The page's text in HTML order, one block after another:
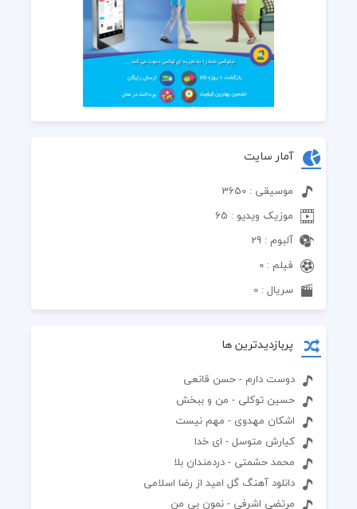
آمار سایت
موسیقی : 3650
موزیک ویدیو : 65
آلبوم : 29
فیلم : 0
سریال : 0
پربازدیدترین ها
دوست دارم - حسن قانعی
حسین توکلی - من و ببخش
اشكان مهدوى - مهم نيست
کیارش متوسل - ای خدا
محمد حشمتی - دردمندان بلا
دانلود آهنگ گل امید از رضا اسلامی
مرتضی اشرفی - نمون بی من